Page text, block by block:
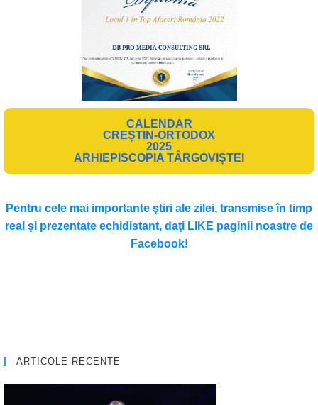
CALENDAR
CREȘTIN-ORTODOX
2025
ARHIEPISCOPIA TÂRGOVIȘTEI
Pentru cele mai importante ştiri ale zilei, transmise în timp
real şi prezentate echidistant, daţi LIKE paginii noastre de
Facebook!
ARTICOLE RECENTE